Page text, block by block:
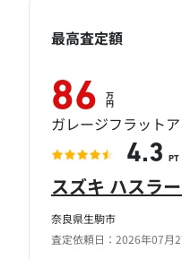
奈良県生駒市
査定依頼日：2026年07月
スズキ ハスラ
最高査定額
86 万
円
ガレージフラット
4.3 PT